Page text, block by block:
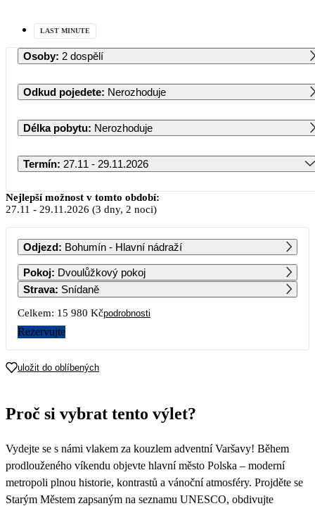
LAST MINUTE
Osoby: 2 dospělí
Odkud pojedete: Nerozhoduje
Délka pobytu: Nerozhoduje
Termín: 27.11 - 29.11.2026
Listopad 2026
PO ÚT ST ČT PÁ SO NE
1
2 3 4 5 6 7 8
16
23 24 25 26 27
30
Nejlepší možnost v tomto období:
27.11 - 29.11.2026 (3 dny, 2 noci)
Odjezd: Bohumín - Hlavní nádraží
Pokoj: Dvoulůžkový pokoj
Strava: Snídaně
Celkem: 15 980 Kčpodrobnosti
Rezervujte
uložit do oblíbených
Proč si vybrat tento výlet?
Vydejte se s námi vlakem za kouzlem adventní Varšavy! Během
prodlouženého víkendu objevte hlavní město Polska – moderní
metropoli plnou historie, kontrastů a vánoční atmosféry. Projděte se
Starým Městem zapsaným na seznamu UNESCO, obdivujte